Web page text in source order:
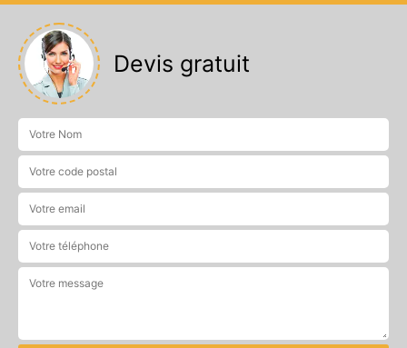
Devis gratuit